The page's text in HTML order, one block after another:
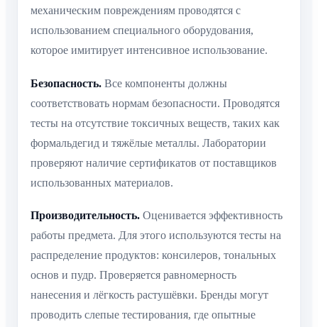
механическим повреждениям проводятся с
использованием специального оборудования,
которое имитирует интенсивное использование.
Безопасность. Все компоненты должны
соответствовать нормам безопасности. Проводятся
тесты на отсутствие токсичных веществ, таких как
формальдегид и тяжёлые металлы. Лаборатории
проверяют наличие сертификатов от поставщиков
использованных материалов.
Производительность. Оценивается эффективность
работы предмета. Для этого используются тесты на
распределение продуктов: консилеров, тональных
основ и пудр. Проверяется равномерность
нанесения и лёгкость растушёвки. Бренды могут
проводить слепые тестирования, где опытные